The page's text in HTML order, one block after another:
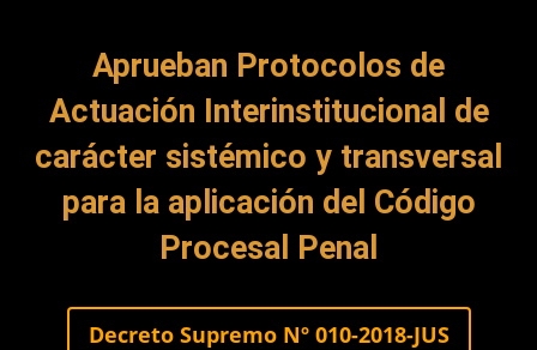
Aprueban Protocolos de
Actuación Interinstitucional de
carácter sistémico y transversal
para la aplicación del Código
Procesal Penal
Decreto Supremo Nº 010-2018-JUS